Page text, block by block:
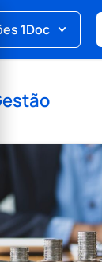
1Doc
Gestão